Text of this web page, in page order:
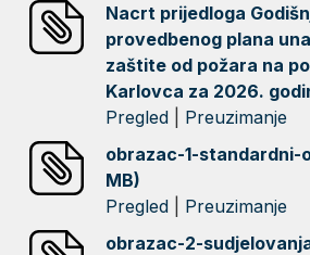
Nacrt prijedloga
provedbenog plana
zaštite od požara na
Karlovca za 2026.
Pregled
Preuzimanje
obrazac-1-standardni-
MB)
Pregled
Preuzimanje
obrazac-2-